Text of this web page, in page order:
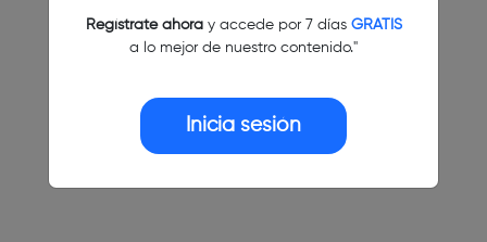
Regístrate ahoray accede por 7 días GRATIS
a lo mejor de nuestro contenido."
Inicia sesión